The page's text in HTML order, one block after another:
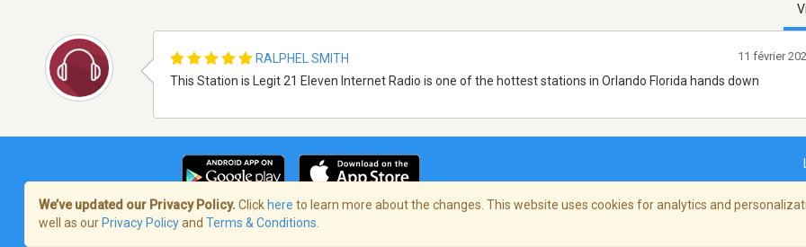
RALPHEL SMITH
This Station is Legit 21 Eleven Internet Radio is one of the hottest stations in Orlando Florida hands down
11 février
Terms of Service/Politique de confidentialité
We’ve updated our Privacy Policy. Click here to learn more about the changes. This website uses cookies for analytics and
well as our Privacy Policyand Terms & Conditions